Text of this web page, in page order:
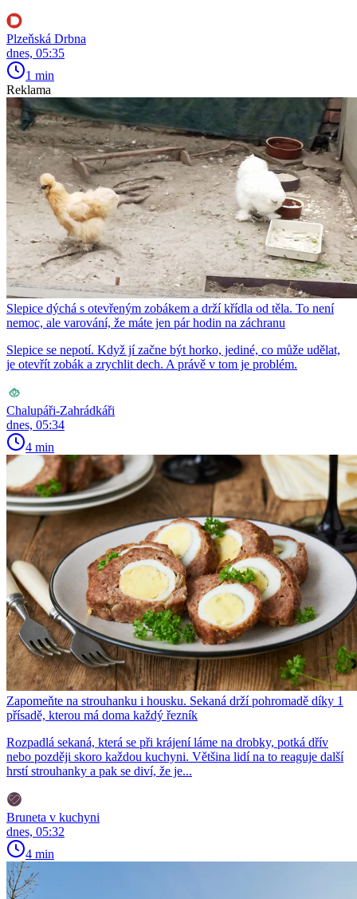
Plzeňská Drbna
dnes, 05:35
1 min
Reklama
Slepice dýchá s otevřeným zobákem a drží křídla od těla. To není
nemoc, ale varování, že máte jen pár hodin na záchranu
Slepice se nepotí. Když jí začne být horko, jediné, co může udělat,
je otevřít zobák a zrychlit dech. A právě v tom je problém.
Chalupáři-Zahrádkáři
dnes, 05:34
4 min
Zapomeňte na strouhanku i housku. Sekaná drží pohromadě díky 1
přísadě, kterou má doma každý řezník
Rozpadlá sekaná, která se při krájení láme na drobky, potká dřív
nebo později skoro každou kuchyni. Většina lidí na to reaguje další
hrstí strouhanky a pak se diví, že je...
Bruneta v kuchyni
dnes, 05:32
4 min